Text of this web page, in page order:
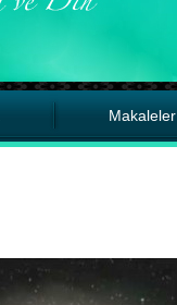
Makaleler